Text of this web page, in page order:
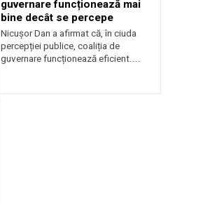
guvernare funcționează mai
bine decât se percepe
Nicușor Dan a afirmat că, în ciuda
percepției publice, coaliția de
guvernare funcționează eficient....